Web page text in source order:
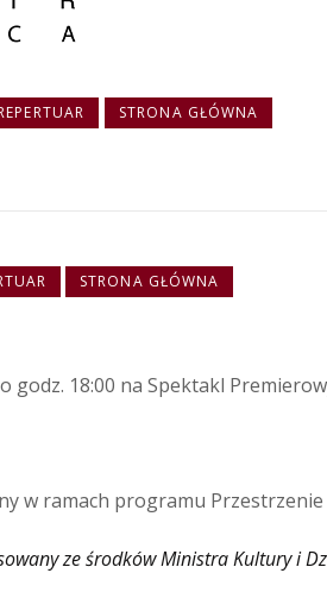
STRONA GŁÓWNA
STRONA GŁÓWNA
18:00 na Spektakl
w ramach programu Przestrzenie
ze środków Ministra Kultury i